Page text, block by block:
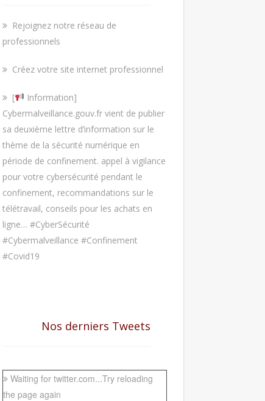
Rejoignez notre réseau de
professionnels
Créez votre site internet professionnel
[
Information]
Cybermalveillance.gouv.fr vient de publier
sa deuxième lettre d’information sur le
thème de la sécurité numérique en
période de confinement. appel à vigilance
pour votre cybersécurité pendant le
confinement, recommandations sur le
télétravail, conseils pour les achats en
ligne… #CyberSécurité
#Cybermalveillance #Confinement
#Covid19
Nos derniers Tweets
Waiting for twitter.com...Try reloading
the page again